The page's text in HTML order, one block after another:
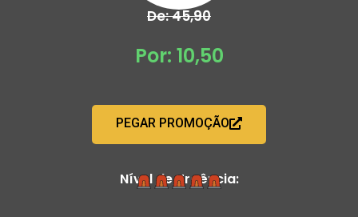
De: 45,90
Por: 10,50
PEGAR PROMOÇÃO
Nível de Urgência: